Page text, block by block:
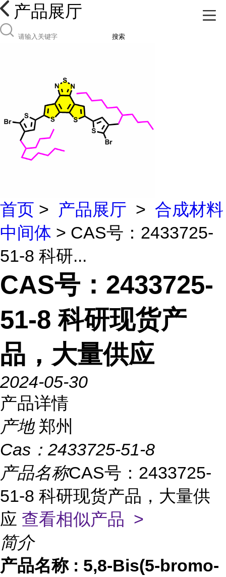
产品展厅
搜索
首页 > 产品展厅 > 合成材料
中间体 > CAS号：2433725-
51-8 科研...
CAS号：2433725-
51-8 科研现货产
品，大量供应
2024-05-30
产品详情
产地 郑州
Cas： 2433725-51-8
产品名称CAS号：2433725-
51-8 科研现货产品，大量供
应 查看相似产品 >
简介
产品名称 : 5,8-Bis(5-bromo-